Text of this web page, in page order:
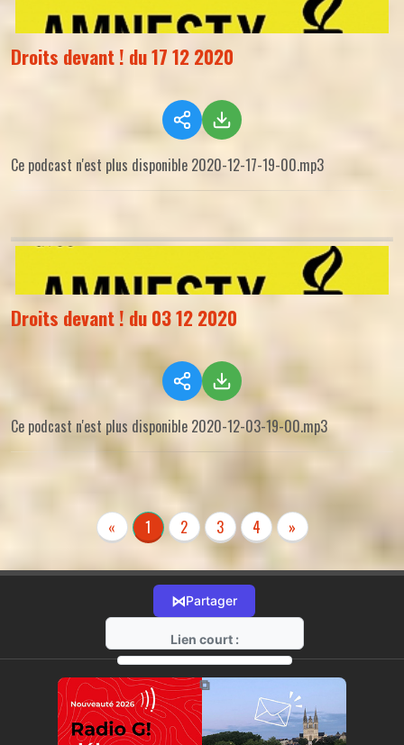
Droits devant ! du 17 12 2020
Ce podcast n'est plus disponible 2020-12-17-19-00.mp3
Droits devant ! du 03 12 2020
Ce podcast n'est plus disponible 2020-12-03-19-00.mp3
« 1 2 3 4 »
⋈Partager
Lien court :
https://radio-g.fr?r26
⧉